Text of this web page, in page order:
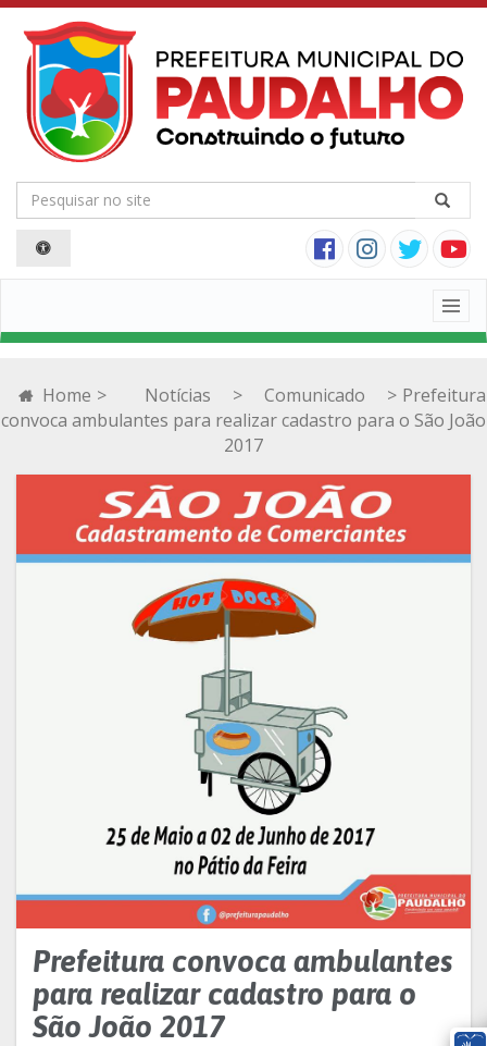
Home > Notícias > Comunicado > Prefeitura
convoca ambulantes para realizar cadastro para o São João
2017
Prefeitura convoca ambulantes
para realizar cadastro para o
São João 2017